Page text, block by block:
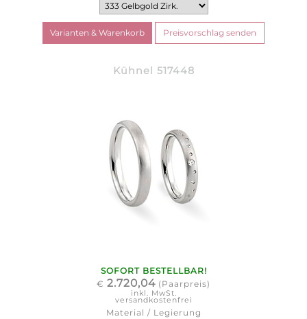
Kühnel 517448
SOFORT BESTELLBAR!
€ 2.720,04 (Paarpreis)
inkl. MwSt.
versandkostenfrei
Material / Legierung